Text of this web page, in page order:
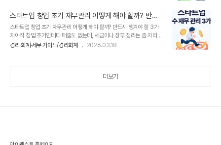
악하는 것이 매우 중요합니다.​이때 반드시 이해하고 있어야 할 개념이 바
로 미지급금과 외상매입금입니다. 이 두 계정은 거래처와의 정산 및 자금
흐름을 파악하는 데 핵심적인 회계 항목입니다.​이번 글에서는 경리회계
프로그램 [AI 얼마경리]와 함께 미지급금과 외상매입금의 의미와 차이,
그리고 회계 처리 기준을 정리해 보겠습니다. 미지급금/외상매입금이란
스타트업 창업 초기 재무관리 어떻게 해야 할까? 반드
시 챙겨야 할 3가지
스타트업 창업 초기 재무관리 어떻게 해야 할까? 반드시 챙겨야 할 3가
지아직 창업 초기인데다 매출도 없는데, 세금이나 장부 정리는 좀 자리
잡고 나서 하면 되겠지?이 생각, 사실 거의 모든 창업자가 한 번쯤 합니
스타트업을 창업한 한 대표님은 이렇게 말씀하셨습니다.“창업 초기 1년
경리·회계·세무 가이드/경리회계 2026.03.18
더보기